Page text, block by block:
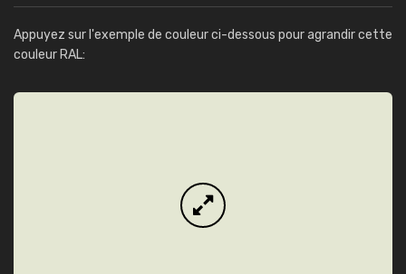
Appuyez sur l'exemple de couleur ci-dessous pour agrandir cette
couleur RAL: